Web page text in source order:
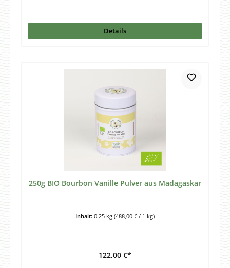
Details
250g BIO Bourbon Vanille Pulver aus Madagaskar
Inhalt: 0.25 kg (488,00 € / 1 kg)
122,00 €*